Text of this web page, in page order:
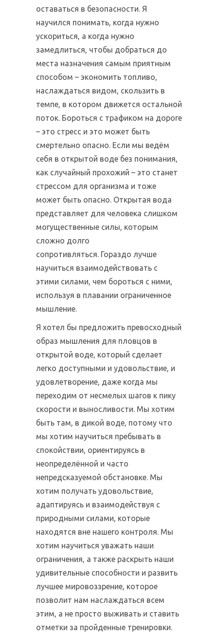
оставаться в безопасности. Я
научился понимать, когда нужно
ускориться, а когда нужно
замедлиться, чтобы добраться до
места назначения самым приятным
способом – экономить топливо,
наслаждаться видом, скользить в
темпе, в котором движется остальной
поток. Бороться с трафиком на дороге
– это стресс и это может быть
смертельно опасно. Если мы ведём
себя в открытой воде без понимания,
как случайный прохожий – это станет
стрессом для организма и тоже
может быть опасно. Открытая вода
представляет для человека слишком
могущественные силы, которым
сложно долго
сопротивляться. Гораздо лучше
научиться взаимодействовать с
этими силами, чем бороться с ними,
используя в плавании ограниченное
мышление.
Я хотел бы предложить превосходный
образ мышления для пловцов в
открытой воде, который сделает
легко доступными и удовольствие, и
удовлетворение, даже когда мы
переходим от несмелых шагов к пику
скорости и выносливости. Мы хотим
быть там, в дикой воде, потому что
мы хотим научиться пребывать в
спокойствии, ориентируясь в
неопределённой и часто
непредсказуемой обстановке. Мы
хотим получать удовольствие,
адаптируясь и взаимодействуя с
природными силами, которые
находятся вне нашего контроля. Мы
хотим научиться уважать наши
ограничения, а также раскрыть наши
удивительные способности и развить
лучшее мировоззрение, которое
позволит нам наслаждаться всем
этим, а не просто выживать и ставить
отметки за пройденные тренировки.